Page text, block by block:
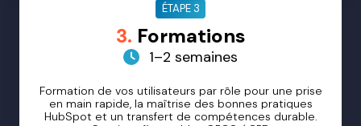
ÉTAPE 3
3. Formations
1–2 semaines
Formation de vos utilisateurs par rôle pour une prise
en main rapide, la maîtrise des bonnes pratiques
HubSpot et un transfert de compétences durable.